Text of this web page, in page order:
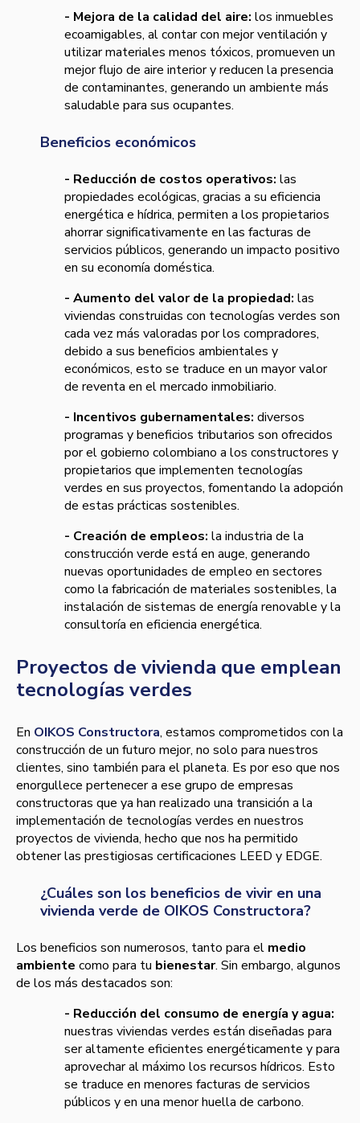
- Mejora de la calidad del aire: los inmuebles
ecoamigables, al contar con mejor ventilación y
utilizar materiales menos tóxicos, promueven un
mejor flujo de aire interior y reducen la presencia
de contaminantes, generando un ambiente más
saludable para sus ocupantes.
Beneficios económicos
- Reducción de costos operativos: las
propiedades ecológicas, gracias a su eficiencia
energética e hídrica, permiten a los propietarios
ahorrar significativamente en las facturas de
servicios públicos, generando un impacto positivo
en su economía doméstica.
- Aumento del valor de la propiedad: las
viviendas construidas con tecnologías verdes son
cada vez más valoradas por los compradores,
debido a sus beneficios ambientales y
económicos, esto se traduce en un mayor valor
de reventa en el mercado inmobiliario.
- Incentivos gubernamentales: diversos
programas y beneficios tributarios son ofrecidos
por el gobierno colombiano a los constructores y
propietarios que implementen tecnologías
verdes en sus proyectos, fomentando la adopción
de estas prácticas sostenibles.
- Creación de empleos: la industria de la
construcción verde está en auge, generando
nuevas oportunidades de empleo en sectores
como la fabricación de materiales sostenibles, la
instalación de sistemas de energía renovable y la
consultoría en eficiencia energética.
Proyectos de vivienda que emplean
tecnologías verdes
En OIKOS Constructora, estamos comprometidos con la
construcción de un futuro mejor, no solo para nuestros
clientes, sino también para el planeta. Es por eso que nos
enorgullece pertenecer a ese grupo de empresas
constructoras que ya han realizado una transición a la
implementación de tecnologías verdes en nuestros
proyectos de vivienda, hecho que nos ha permitido
obtener las prestigiosas certificaciones LEED y EDGE.
¿Cuáles son los beneficios de vivir en una
vivienda verde de OIKOS Constructora?
Los beneficios son numerosos, tanto para el medio
ambiente como para tu bienestar. Sin embargo, algunos
de los más destacados son:
- Reducción del consumo de energía y agua:
nuestras viviendas verdes están diseñadas para
ser altamente eficientes energéticamente y para
aprovechar al máximo los recursos hídricos. Esto
se traduce en menores facturas de servicios
públicos y en una menor huella de carbono.